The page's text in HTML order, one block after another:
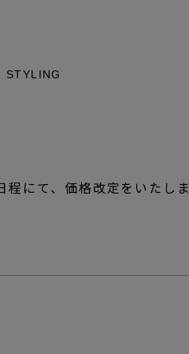
STYLING
にて、価格改定をいたしま